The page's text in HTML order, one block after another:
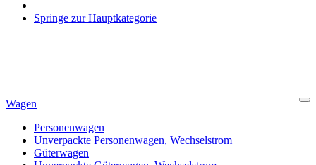
Springe zur Hauptkategorie
Wagen
Personenwagen
Unverpackte Personenwagen, Wechselstrom
Güterwagen